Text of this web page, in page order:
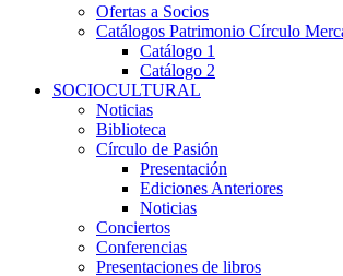
Ofertas a Socios
Catálogos Patrimonio Círculo
Catálogo 1
Catálogo 2
SOCIOCULTURAL
Noticias
Biblioteca
Círculo de Pasión
Presentación
Ediciones Anteriores
Noticias
Conciertos
Conferencias
Presentaciones de libros